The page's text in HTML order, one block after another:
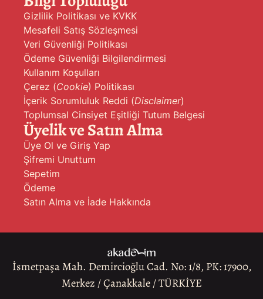
Gizlilik Politikası ve KVKK
Mesafeli Satış Sözleşmesi
Veri Güvenliği Politikası
Ödeme Güvenliği Bilgilendirmesi
Kullanım Koşulları
Çerez (Cookie) Politikası
İçerik Sorumluluk Reddi (Disclaimer)
Toplumsal Cinsiyet Eşitliği Tutum Belgesi
Üyelik ve Satın Alma
Üye Ol ve Giriş Yap
Şifremi Unuttum
Sepetim
Ödeme
Satın Alma ve İade Hakkında
İsmetpaşa Mah. Demircioğlu Cad. No: 1/8, PK: 17900,
Merkez / Çanakkale / TÜRKİYE